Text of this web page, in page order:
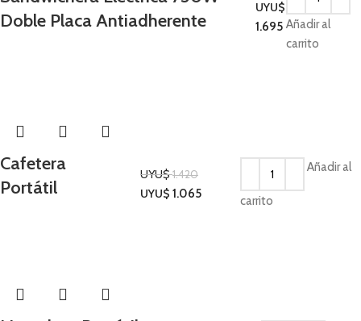
Doble Placa Antiadherente
UYU$
1.695 Añadir al
carrito
Cafetera
Portátil
UYU$1.420
UYU$ 1.065
Añadir al
carrito